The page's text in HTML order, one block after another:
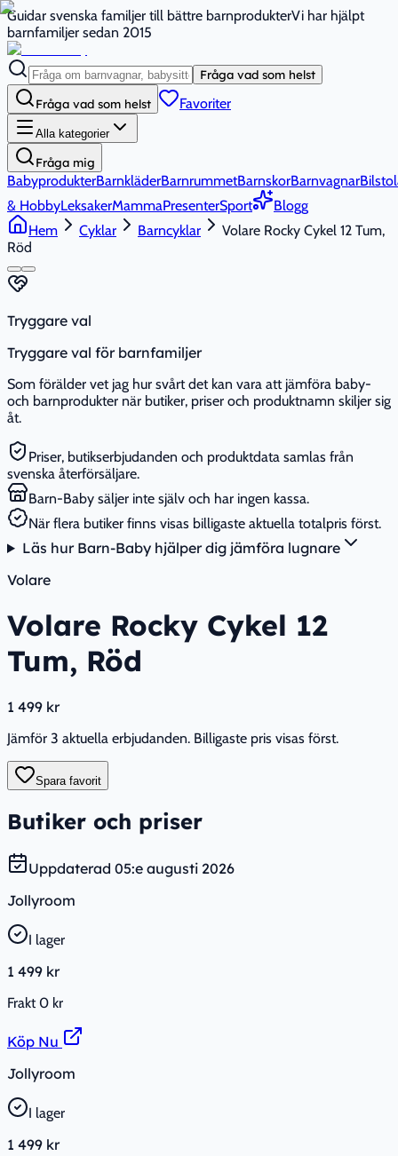
Guidar svenska familjer till bättre barnprodukterVi har hjälpt
barnfamiljer sedan 2015
Fråga vad som helst
Fråga vad som helst Favoriter
Alla kategorier
Fråga mig
BabyprodukterBarnkläderBarnrummetBarnskorBarnvagnar
& HobbyLeksakerMammaPresenterSport
Blogg
Hem
Cyklar Barncyklar
Volare Rocky Cykel 12 Tum,
Röd
Tryggare val
Tryggare val för barnfamiljer
Som förälder vet jag hur svårt det kan vara att jämföra baby-
och barnprodukter när butiker, priser och produktnamn skiljer sig
åt.
Priser, butikserbjudanden och produktdata samlas från
svenska återförsäljare.
Barn-Baby säljer inte själv och har ingen kassa.
När flera butiker finns visas billigaste aktuella totalpris först.
Läs hur Barn-Baby hjälper dig jämföra lugnare
Volare
Volare Rocky Cykel 12
Tum, Röd
1 499 kr
Jämför 3 aktuella erbjudanden. Billigaste pris visas först.
Spara favorit
Butiker och priser
Uppdaterad 05:e augusti 2026
Jollyroom
I lager
1 499 kr
Frakt0 kr
Köp Nu
Jollyroom
I lager
1 499 kr